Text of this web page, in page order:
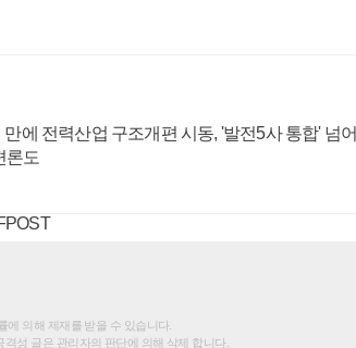
에 전력산업 구조개편 시동, '발전5사 통합' 넘어
론도
에 의해 제재를 받을 수 있습니다.
성 글은 관리자의 판단에 의해 삭제 합니다.